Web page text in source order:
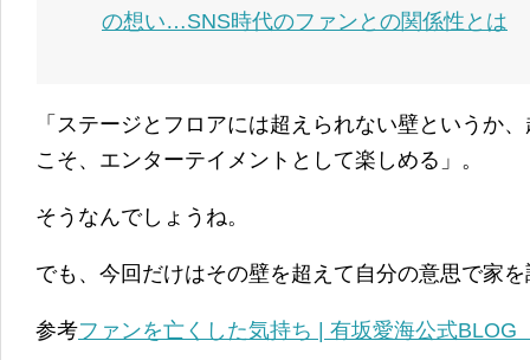
の想い…SNS時代のファンとの関係性とは
「ステージとフロアには超えられない壁というか
こそ、エンターテイメントとして楽しめる」。
そうなんでしょうね。
でも、今回だけはその壁を超えて自分の意思で家
参考ファンを亡くした気持ち | 有坂愛海公式BLOG